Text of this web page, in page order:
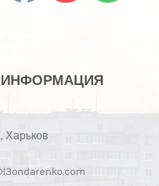
ИНФОРМАЦИЯ
Харьков